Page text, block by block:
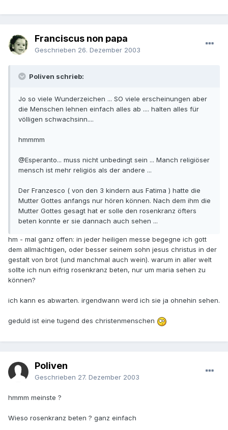
Franciscus non papa
Geschrieben 26. Dezember 2003
Poliven schrieb:
Jo so viele Wunderzeichen ... SO viele erscheinungen aber
die Menschen lehnen einfach alles ab .... halten alles für
völligen schwachsinn....
hmmmm
@Esperanto... muss nicht unbedingt sein ... Manch religiöser
mensch ist mehr religiös als der andere ...
Der Franzesco ( von den 3 kindern aus Fatima ) hatte die
Mutter Gottes anfangs nur hören können. Nach dem ihm die
Mutter Gottes gesagt hat er solle den rosenkranz öfters
beten konnte er sie dannach auch sehen ...
hm - mal ganz offen: in jeder heiligen messe begegne ich gott
dem allmächtigen, oder besser seinem sohn jesus christus in der
gestalt von brot (und manchmal auch wein). warum in aller welt
sollte ich nun eifrig rosenkranz beten, nur um maria sehen zu
können?
ich kann es abwarten. irgendwann werd ich sie ja ohnehin sehen.
geduld ist eine tugend des christenmenschen
Poliven
Geschrieben 27. Dezember 2003
hmmm meinste ?
Wieso rosenkranz beten ? ganz einfach